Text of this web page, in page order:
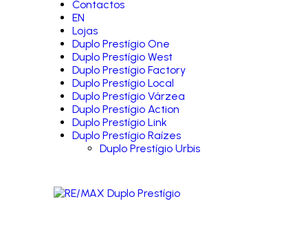
Contactos
EN
Lojas
Duplo Prestígio One
Duplo Prestígio West
Duplo Prestígio Factory
Duplo Prestígio Local
Duplo Prestígio Várzea
Duplo Prestígio Action
Duplo Prestígio Link
Duplo Prestígio Raízes
Duplo Prestígio Urbis